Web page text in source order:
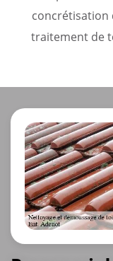
concrétisation
traitement de